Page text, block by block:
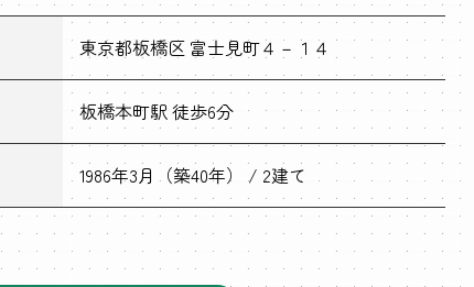
東京都板橋区 富士見町４－１４
板橋本町駅 徒歩6分
1986年3月（築40年） / 2建て